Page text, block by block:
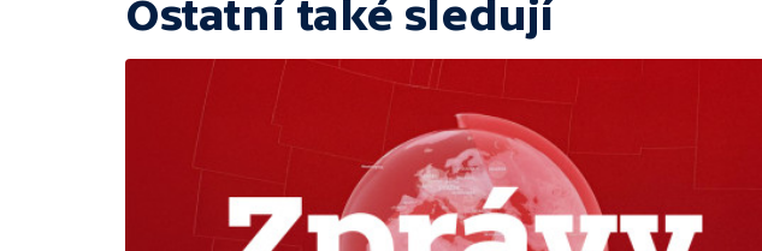
Ostatní také sledují